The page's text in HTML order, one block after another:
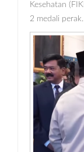
Kesehatan
2 medali perak.